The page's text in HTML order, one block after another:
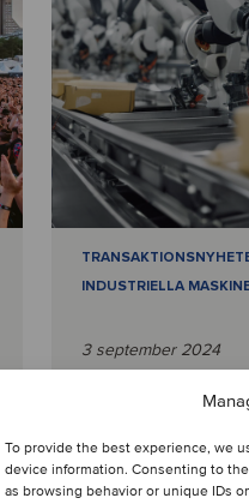
To provide the best experience, we
device information. Consenting to
as browsing behavior or unique IDs
INDUSTRIELLA
3 september 2024
UK
packaging